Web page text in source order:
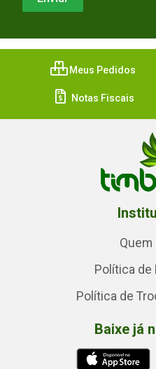
Meus Pedidos
Notas Fiscais
Quem
Política de
Política de
Baixe já